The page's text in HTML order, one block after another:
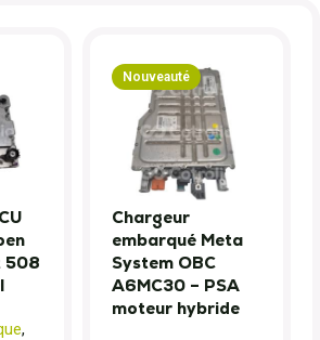
508
,
Nouveauté
Chargeur
embarqué Meta
System OBC
A6MC30 – PSA
moteur hybride